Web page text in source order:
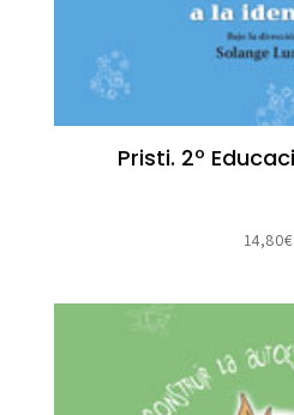
Pristi. 2º
14,80€